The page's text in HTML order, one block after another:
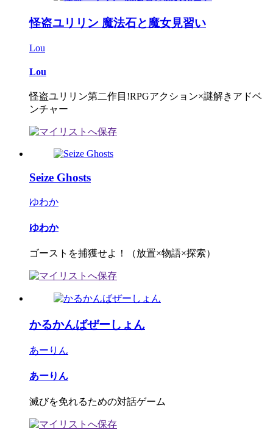
怪盗ユリリン 魔法石と魔女見習い
Lou
Lou
怪盗ユリリン第二作目!RPGアクション×謎解きアドベ
ンチャー
Seize Ghosts
ゆわか
ゆわか
ゴーストを捕獲せよ！（放置×物語×探索）
かるかんばぜーしょん
あーりん
あーりん
滅びを免れるための対話ゲーム